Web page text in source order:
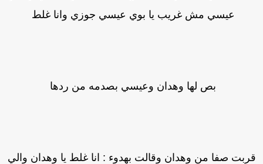
عيسي مش غريب يا بوي عيسي جوزي وانا غلط
بص لها وهدان وعيسي بصدمه من ردها
صفا من وهدان وقالت بهدوء : انا غلط يا وهدان والي